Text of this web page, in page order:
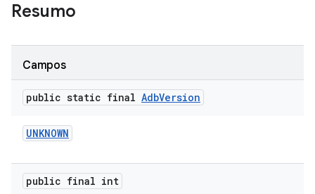
Resumo
Campos
public static final AdbVersion
UNKNOWN
public final int